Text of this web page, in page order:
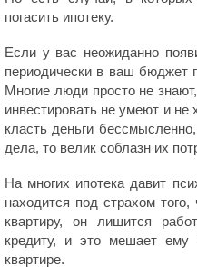
погасить ипотеку.
Если у вас неожиданно
периодически в ваш бюджет
Многие люди просто не
инвестировать не умеют и не
класть деньги
дела, то велик соблазн их
На многих ипотека давит
находится под страхом
квартиру, он лишится
кредиту, и это мешает ему
квартире.